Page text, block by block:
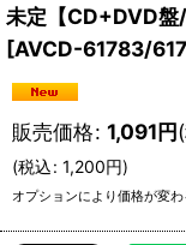
未定【CD+DVD
[AVCD-61783/
販売価格: 1,091円
(税込: 1,200円)
オプションにより価格が変わ